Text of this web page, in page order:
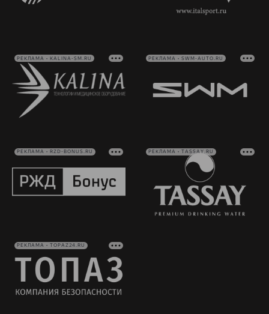
РЕКЛАМА • KALINA-SM.RU РЕКЛАМА • SWM-AUTO.RU
РЕКЛАМА • RZD-BONUS.RU РЕКЛАМА • TASSAY.RU
РЕКЛАМА • TOPAZ24.RU